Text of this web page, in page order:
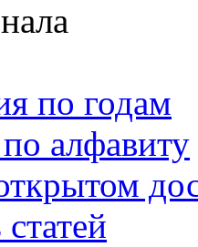
по годам
алфавиту